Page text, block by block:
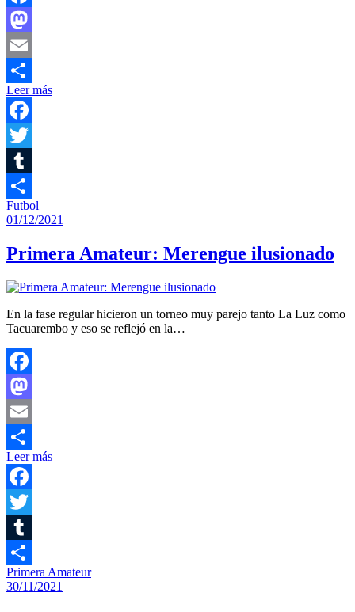
Facebook
Mastodon
Email
Compartir
Leer más
Facebook
Twitter
Tumblr
Compartir
Futbol
01/12/2021
Primera Amateur: Merengue ilusionado
En la fase regular hicieron un torneo muy parejo tanto La Luz como
Tacuarembo y eso se reflejó en la…
Facebook
Mastodon
Email
Compartir
Leer más
Facebook
Twitter
Tumblr
Compartir
Primera Amateur
30/11/2021